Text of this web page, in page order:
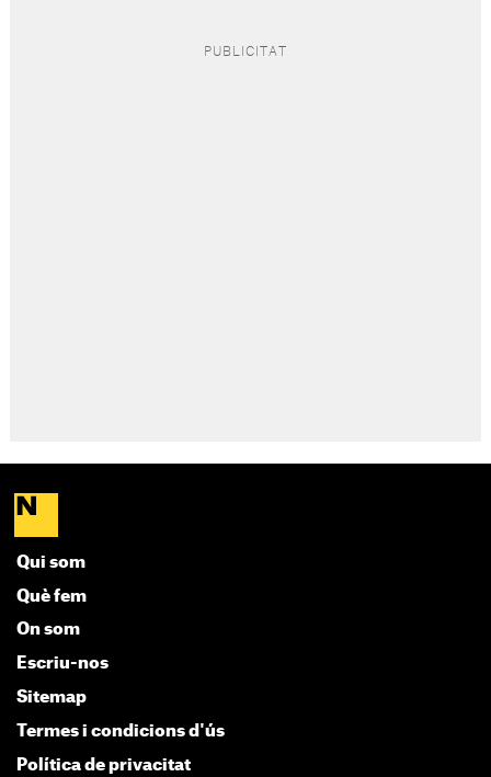
Qui som
Què fem
On som
Escriu-nos
Sitemap
Termes i condicions d'ús
Política de privacitat